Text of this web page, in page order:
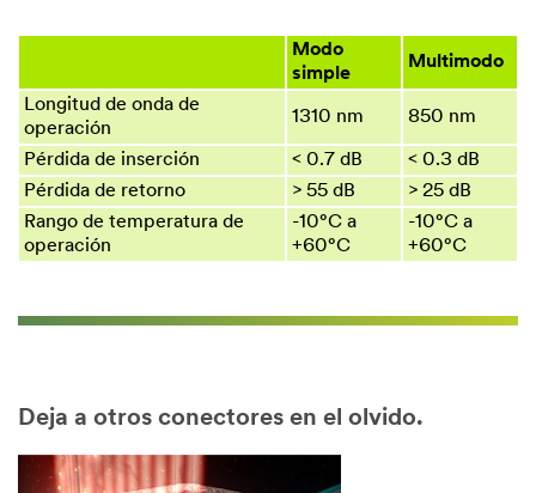
Modo
simple
Multimodo
Longitud de onda de
operación
1310 nm 850 nm
Pérdida de inserción < 0.7 dB
< 0.3 dB
Pérdida de retorno
> 55 dB
> 25 dB
Rango de temperatura de
operación
-10°C a
+60°C
-10°C a
+60°C
Deja a otros conectores en el olvido.